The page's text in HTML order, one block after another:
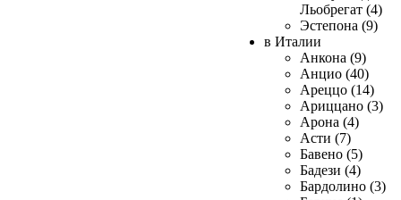
Льобрегат (4)
Эстепона (9)
в Италии
Анкона (9)
Анцио (40)
Ареццо (14)
Ариццано (3)
Арона (4)
Асти (7)
Бавено (5)
Бадези (4)
Бардолино (3)